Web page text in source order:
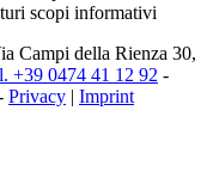
scopi informativi
Campi della Rienza 30,
+39 0474 41 12 92 -
Privacy | Imprint